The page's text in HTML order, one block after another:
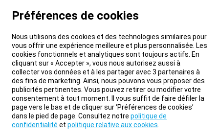
Préférences de cookies
Nous utilisons des cookies et des technologies similaires pour
vous offrir une expérience meilleure et plus personnalisée. Les
cookies fonctionnels et analytiques sont toujours actifs. En
cliquant sur « Accepter », vous nous autorisez aussi à
collecter vos données et à les partager avec 3 partenaires à
des fins de marketing. Ainsi, nous pouvons vous proposer des
publicités pertinentes. Vous pouvez retirer ou modifier votre
consentement à tout moment. Il vous suffit de faire défiler la
page vers le bas et de cliquer sur ‘Préférences de cookies’
dans le pied de page. Consultez notre politique de
confidentialité et politique relative aux cookies